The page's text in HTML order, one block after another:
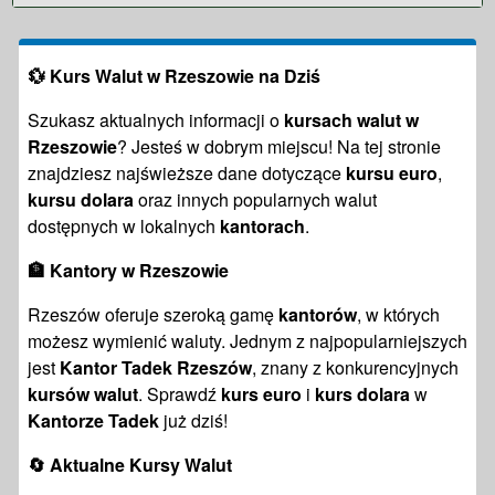
💱 Kurs Walut w Rzeszowie na Dziś
Szukasz aktualnych informacji o kursach walut w
Rzeszowie? Jesteś w dobrym miejscu! Na tej stronie
znajdziesz najświeższe dane dotyczące kursu euro,
kursu dolaraoraz innych popularnych walut
dostępnych w lokalnych kantorach.
🏦 Kantory w Rzeszowie
Rzeszów oferuje szeroką gamę kantorów, w których
możesz wymienić waluty. Jednym z najpopularniejszych
jest Kantor Tadek Rzeszów, znany z konkurencyjnych
kursów walut. Sprawdź kurs euro i kurs dolaraw
Kantorze Tadek już dziś!
🔄 Aktualne Kursy Walut